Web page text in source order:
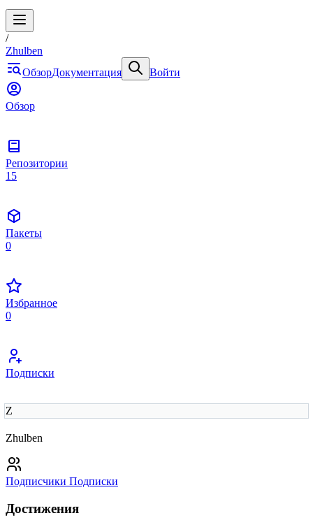
/
Zhulben
ОбзорДокументация Войти
Обзор
Репозитории
15
Пакеты
0
Избранное
0
Подписки
Z
Zhulben
Подписчики Подписки
Достижения